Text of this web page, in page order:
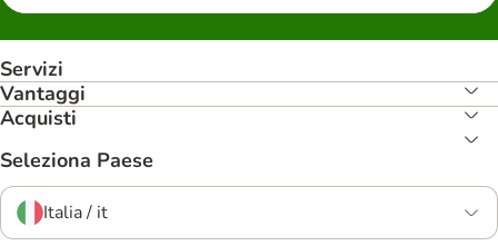
Servizi
Vantaggi
Acquisti
Seleziona Paese
Italia / it